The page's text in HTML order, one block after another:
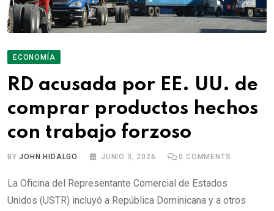
ECONOMÍA
RD acusada por EE. UU. de
comprar productos hechos
con trabajo forzoso
BYJOHN HIDALGO JUNIO 3, 2026 0 COMMENTS
La Oficina del Representante Comercial de Estados
Unidos (USTR) incluyó a República Dominicana y a otros